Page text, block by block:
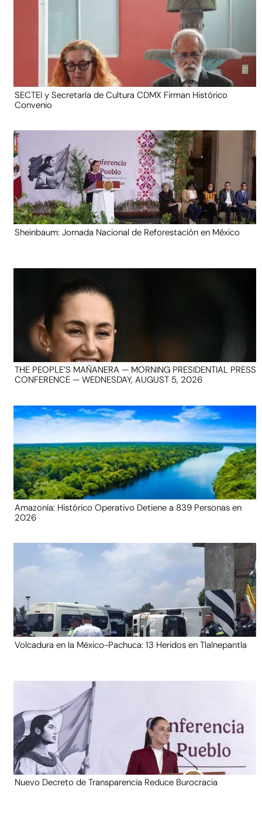
SECTEI y Secretaría de Cultura CDMX Firman Histórico
Convenio
Sheinbaum: Jornada Nacional de Reforestación en México
THE PEOPLE’S MAÑANERA — MORNING PRESIDENTIAL PRESS
CONFERENCE — WEDNESDAY, AUGUST 5, 2026
Amazonía: Histórico Operativo Detiene a 839 Personas en
2026
Volcadura en la México-Pachuca: 13 Heridos en Tlalnepantla
Nuevo Decreto de Transparencia Reduce Burocracia